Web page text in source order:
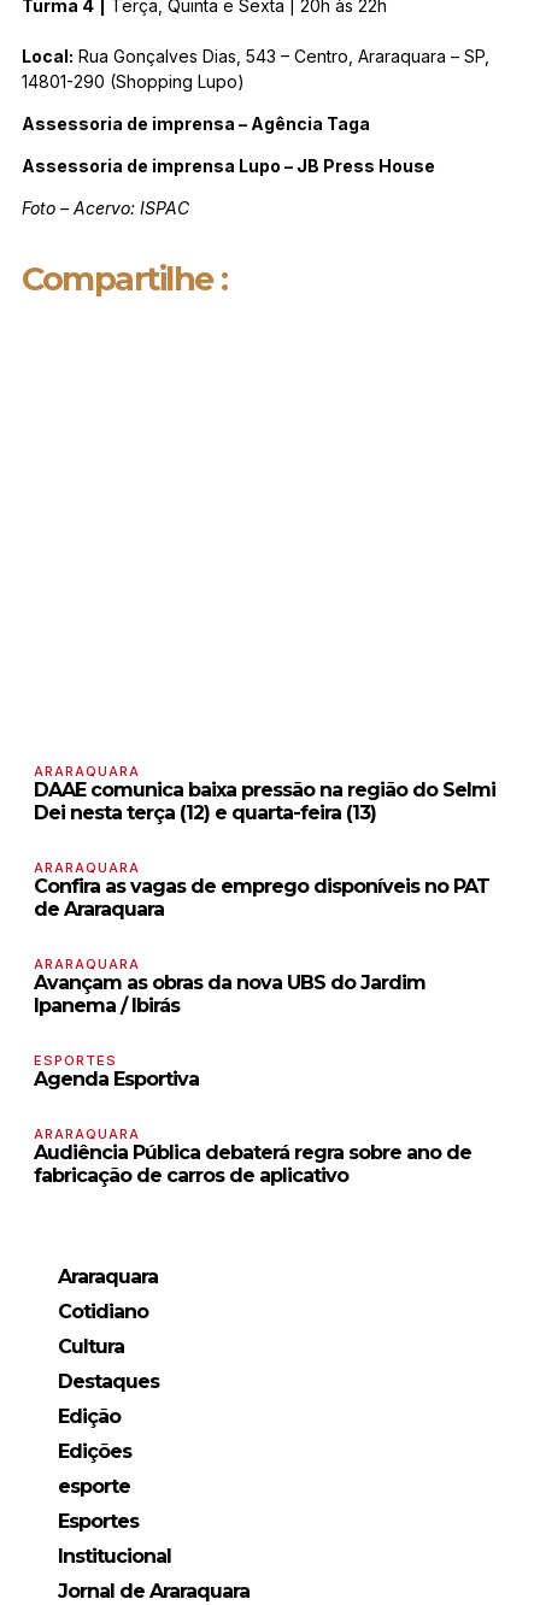
Turma 4 Terça, Quinta e Sexta | 20h às 22h
Local: Rua Gonçalves Dias, 543 – Centro, Araraquara – SP,
14801-290 (Shopping Lupo)
Assessoria de imprensa – Agência Taga
Assessoria de imprensa Lupo – JB Press House
Foto – Acervo: ISPAC
Compartilhe :
ARARAQUARA
DAAE comunica baixa pressão na região do Selmi
Dei nesta terça (12) e quarta-feira (13)
ARARAQUARA
Confira as vagas de emprego disponíveis no PAT
de Araraquara
ARARAQUARA
Avançam as obras da nova UBS do Jardim
Ipanema / Ibirás
ESPORTES
Agenda Esportiva
ARARAQUARA
Audiência Pública debaterá regra sobre ano de
fabricação de carros de aplicativo
Araraquara
Cotidiano
Cultura
Destaques
Edição
Edições
esporte
Esportes
Institucional
Jornal de Araraquara